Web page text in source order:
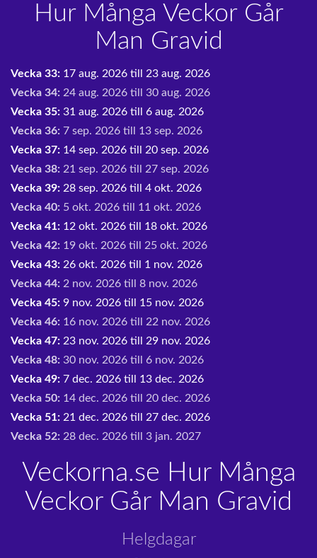
Hur Många Veckor Går
Man Gravid
Vecka 33: 17 aug. 2026 till 23 aug. 2026
Vecka 34: 24 aug. 2026 till 30 aug. 2026
Vecka 35: 31 aug. 2026 till 6 aug. 2026
Vecka 36: 7 sep. 2026 till 13 sep. 2026
Vecka 37: 14 sep. 2026 till 20 sep. 2026
Vecka 38: 21 sep. 2026 till 27 sep. 2026
Vecka 39: 28 sep. 2026 till 4 okt. 2026
Vecka 40: 5 okt. 2026 till 11 okt. 2026
Vecka 41: 12 okt. 2026 till 18 okt. 2026
Vecka 42: 19 okt. 2026 till 25 okt. 2026
Vecka 43: 26 okt. 2026 till 1 nov. 2026
Vecka 44: 2 nov. 2026 till 8 nov. 2026
Vecka 45: 9 nov. 2026 till 15 nov. 2026
Vecka 46: 16 nov. 2026 till 22 nov. 2026
Vecka 47: 23 nov. 2026 till 29 nov. 2026
Vecka 48: 30 nov. 2026 till 6 nov. 2026
Vecka 49: 7 dec. 2026 till 13 dec. 2026
Vecka 50: 14 dec. 2026 till 20 dec. 2026
Vecka 51: 21 dec. 2026 till 27 dec. 2026
Vecka 52: 28 dec. 2026 till 3 jan. 2027
Veckorna.se Hur Många
Veckor Går Man Gravid
Helgdagar